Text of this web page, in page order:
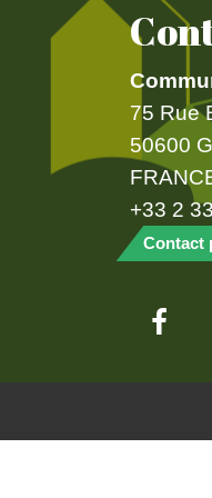
75 Rue
50600
+33 2
Contact